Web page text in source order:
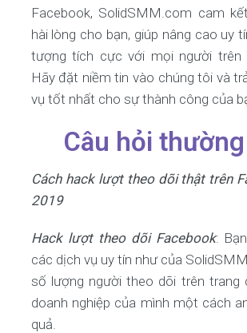
Facebook, SolidSMM.com cam
hài lòng cho bạn, giúp nâng cao uy
tượng tích cực với mọi người trên
Hãy đặt niềm tin vào chúng tôi và
vụ tốt nhất cho sự thành công của
Câu hỏi
Cách hack lượt theo dõi thật trên
2019
Hack lượt theo dõi Facebook:
các dịch vụ uy tín như của
số lượng người theo dõi trên trang
doanh nghiệp của mình một cách
quả.